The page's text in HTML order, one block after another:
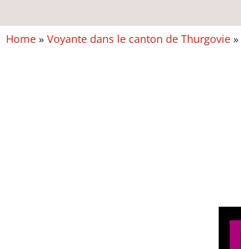
Home » Voyante dans le canton de Thurgovie »